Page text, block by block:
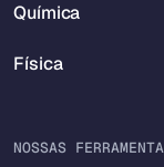
Química
Física
NOSSAS